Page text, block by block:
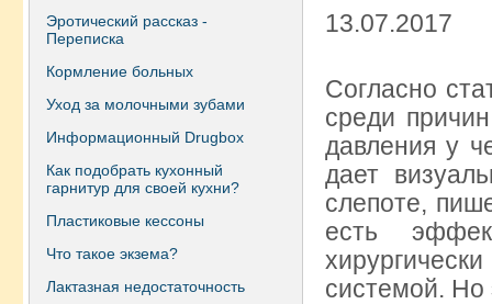
Эротический рассказ -
Переписка
Кормление больных
Уход за молочными зубами
Информационный Drugbox
Как подобрать кухонный
гарнитур для своей кухни?
Пластиковые кессоны
Что такое экзема?
Лактазная недостаточность
13.07.2017
Согласно
среди
давления у
дает
слепоте,
есть
системой. Но